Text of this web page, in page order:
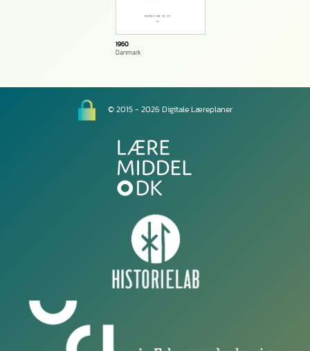
1960
Danmark
© 2015 - 2026 Digitale Læreplaner